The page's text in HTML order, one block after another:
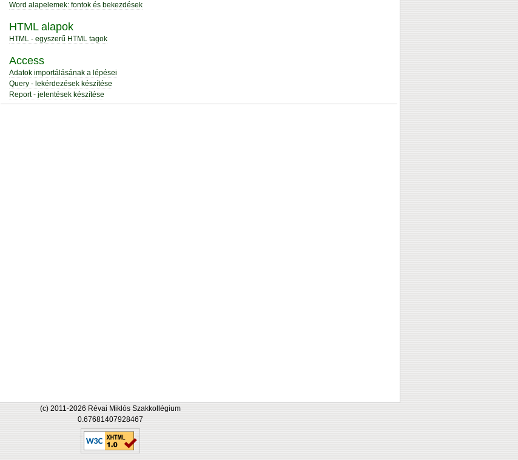
Word alapelemek: fontok és bekezdések
HTML alapok
HTML - egyszerű HTML tagok
Access
Adatok importálásának a lépései
Query - lekérdezések készítése
Report - jelentések készítése
(c) 2011-2026 Révai Miklós Szakkollégium
0.67681407928467